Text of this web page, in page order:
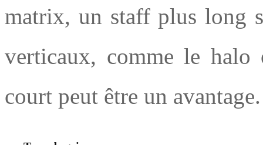
matrix, un staff plus long
verticaux, comme le
court peut être un avantage.